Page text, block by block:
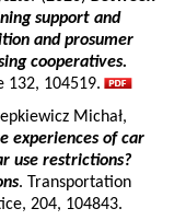
support and
and prosumer
cooperatives.
132, 104519.
Michał,
experiences of car
use restrictions?
. Transportation
204, 104843.